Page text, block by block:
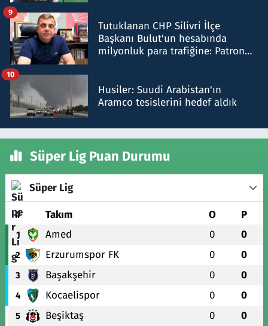
Tutuklanan CHP Silivri İlçe
Başkanı Bulut'un hesabında
milyonluk para trafiğine: Patron
9
Husiler: Suudi Arabistan'ın
Aramco tesislerini hedef aldık
10
Süper Lig Puan Durumu
Süper Lig
# Takım O P
1 Amed 0 0
2 Erzurumspor FK 0 0
3 Başakşehir 0 0
4 Kocaelispor 0 0
5 Beşiktaş 0 0